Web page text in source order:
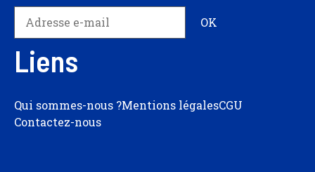
Liens
Qui sommes-nous ?Mentions légalesCGU
Contactez-nous